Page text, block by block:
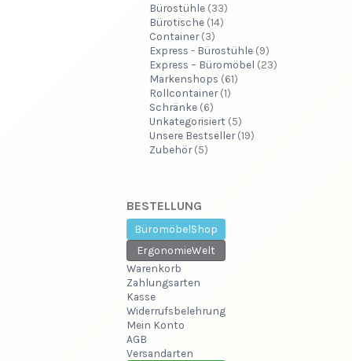
Bürostühle (33)
Bürotische (14)
Container (3)
Express - Bürostühle (9)
Express – Büromöbel (23)
Markenshops (61)
Rollcontainer (1)
Schränke (6)
Unkategorisiert (5)
Unsere Bestseller (19)
Zubehör (5)
BESTELLUNG
BüromöbelShop
ErgonomieWelt
Warenkorb
Zahlungsarten
Kasse
Widerrufsbelehrung
Mein Konto
AGB
Versandarten